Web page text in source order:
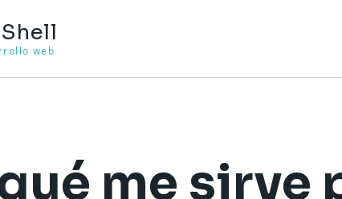
Shell
web
me sirve